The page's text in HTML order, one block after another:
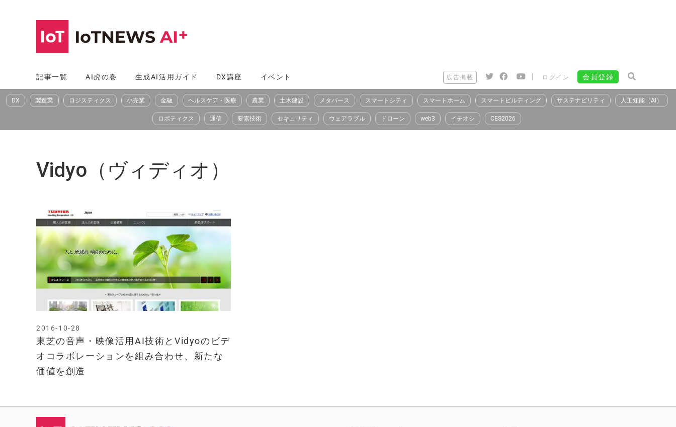
へ
ス
記事一覧 AI虎の巻 生成AI活用ガイド DX講座 イベント 広告掲載 | ログイン 会員登録
DX 製造業 ロジスティクス 小売業 金融 ヘルスケア・医療 農業 土木建設 メタバース スマートシティ スマートホーム スマートビルディング サステナビリティ 人工知能（AI）
ロボティクス 通信 要素技術 セキュリティ ウェアラブル ドローン web3 イチオシ CES2026
Vidyo（ヴィディオ）
東芝の音声・映像活用AI技術とVidyoのビデ
オコラボレーションを組み合わせ、新たな
価値を創造
2016-10-28